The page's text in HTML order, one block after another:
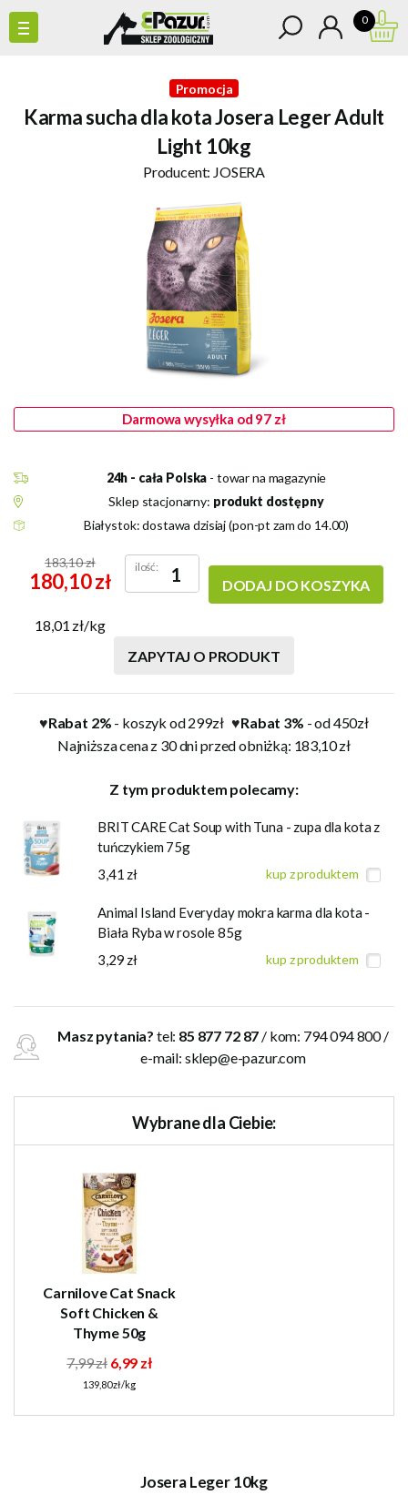
0
Promocja
Karma sucha dla kota Josera Leger Adult
Light 10kg
Producent: JOSERA
Darmowa wysyłka od 97 zł
24h - cała Polska - towar na magazynie
Sklep stacjonarny: produkt dostępny
Białystok: dostawa dzisiaj (pon-pt zam do 14.00)
183,10 zł
180,10 zł
18,01 zł/kg
ilość:
DODAJ DO KOSZYKA
ZAPYTAJ O PRODUKT
♥Rabat 2% - koszyk od 299zł♥Rabat 3% - od 450zł
Najniższa cena z 30 dni przed obniżką: 183,10 zł
Z tym produktem polecamy:
BRIT CARE Cat Soup with Tuna - zupa dla kota z
tuńczykiem 75g
3,41 zł
kup z produktem
Animal Island Everyday mokra karma dla kota -
Biała Ryba w rosole 85g
3,29 zł
kup z produktem
Masz pytania? tel: 85 877 72 87 / kom: 794 094 800 /
e-mail: sklep@e-pazur.com
Wybrane dla Ciebie:
Carnilove Cat Snack
Soft Chicken &
Thyme 50g
7,99 zł 6,99 zł
139,80 zł/kg
Josera Leger 10kg